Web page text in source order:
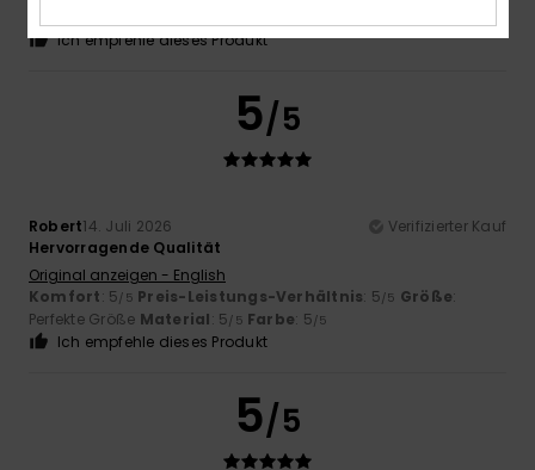
Ich empfehle dieses Produkt
5/5
Robert14. Juli 2026
Verifizierter Kauf
Hervorragende Qualität
Original anzeigen - English
Komfort: 5/5 Preis-Leistungs-Verhältnis: 5/5 Größe:
Perfekte Größe Material: 5/5 Farbe: 5/5
Ich empfehle dieses Produkt
5/5